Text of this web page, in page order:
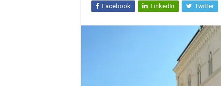
Facebook LinkedIn Twitter